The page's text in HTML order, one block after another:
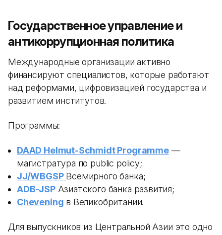
Государственное управление и
антикоррупционная политика
Международные организации активно
финансируют специалистов, которые работают
над реформами, цифровизацией государства и
развитием институтов.
Программы:
DAAD Helmut-Schmidt Programme—
магистратура по public policy;
JJ/WBGSP Всемирного банка;
ADB-JSPАзиатского банка развития;
Chevening в Великобритании.
Для выпускников из Центральной Азии это одно